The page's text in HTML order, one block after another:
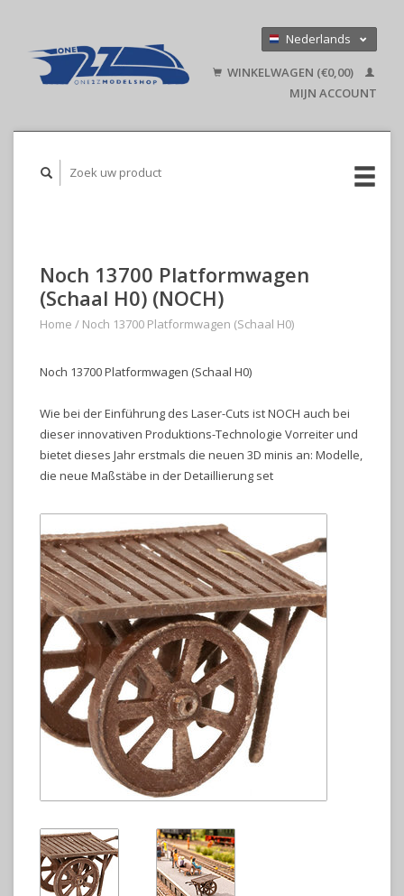
Nederlands
English
WINKELWAGEN (€0,00)
MIJN ACCOUNT
Noch 13700 Platformwagen
(Schaal H0) (NOCH)
Home / Noch 13700 Platformwagen (Schaal H0)
Noch 13700 Platformwagen (Schaal H0)
Wie bei der Einführung des Laser-Cuts ist NOCH auch bei
dieser innovativen Produktions-Technologie Vorreiter und
bietet dieses Jahr erstmals die neuen 3D minis an: Modelle,
die neue Maßstäbe in der Detaillierung set